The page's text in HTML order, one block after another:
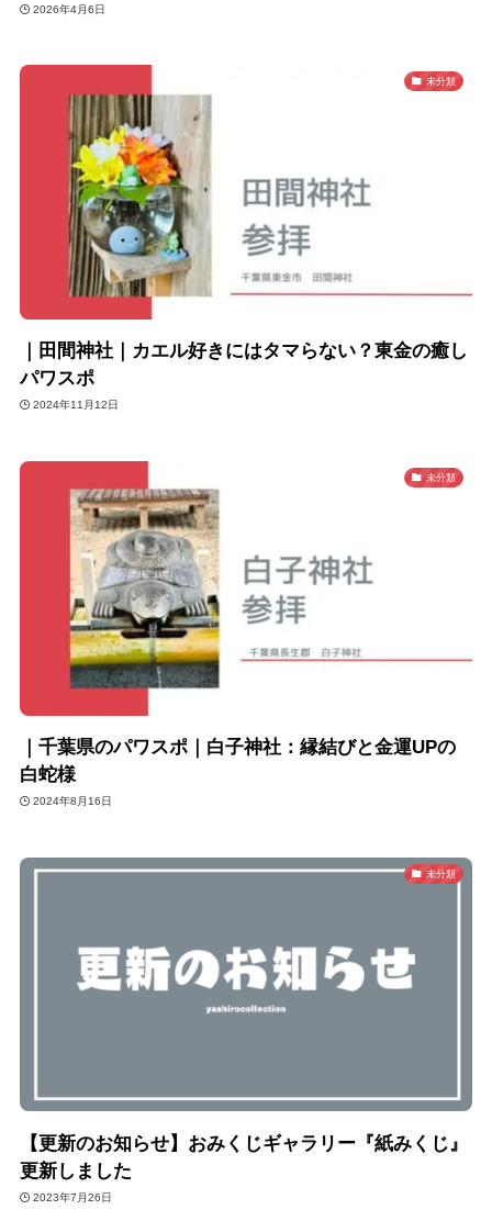
2026年4月6日
未分類
｜田間神社｜カエル好きにはタマらない？東金の癒し
パワスポ
2024年11月12日
未分類
｜千葉県のパワスポ｜白子神社：縁結びと金運UPの
白蛇様
2024年8月16日
未分類
【更新のお知らせ】おみくじギャラリー『紙みくじ』
更新しました
2023年7月26日